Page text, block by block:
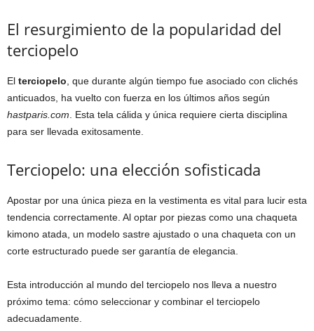
El resurgimiento de la popularidad del
terciopelo
El terciopelo , que durante algún tiempo fue asociado con clichés
anticuados, ha vuelto con fuerza en los últimos años según
hastparis.com . Esta tela cálida y única requiere cierta disciplina
para ser llevada exitosamente.
Terciopelo: una elección sofisticada
Apostar por una única pieza en la vestimenta es vital para lucir esta
tendencia correctamente. Al optar por piezas como una chaqueta
kimono atada, un modelo sastre ajustado o una chaqueta con un
corte estructurado puede ser garantía de elegancia.
Esta introducción al mundo del terciopelo nos lleva a nuestro
próximo tema: cómo seleccionar y combinar el terciopelo
adecuadamente.